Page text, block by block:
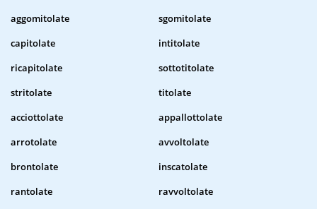
aggomitolate
sgomitolate
capitolate
intitolate
ricapitolate
sottotitolate
stritolate
titolate
acciottolate
appallottolate
arrotolate
avvoltolate
brontolate
inscatolate
rantolate
ravvoltolate